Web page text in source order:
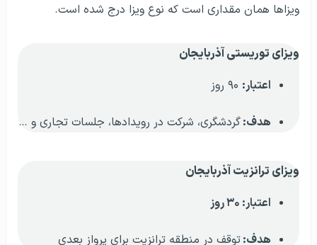
ویزاها همان مقداری است که نوع ویزا درج شده است.
ویزای توریستی آذربایجان
اعتبار:
هدف:گردشگری، شرکت در رویدادها، جلسات تجاری و …
ویزای ترانزیت آذربایجان
اعتبار: ۳۰ روز
هدف:توقف در منطقه ترانزیت برای پرواز بعدی